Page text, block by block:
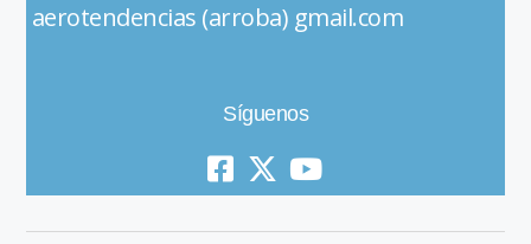
aerotendencias (arroba) gmail.com
Síguenos